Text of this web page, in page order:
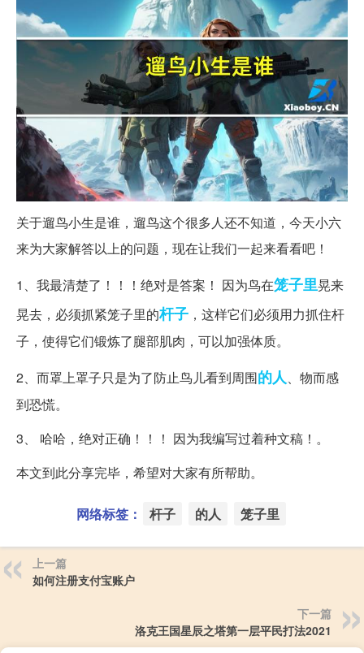
关于遛鸟小生是谁，遛鸟这个很多人还不知道，今天小六
来为大家解答以上的问题，现在让我们一起来看看吧！
1、我最清楚了！！！绝对是答案！ 因为鸟在笼子里晃来
晃去，必须抓紧笼子里的杆子 ，这样它们必须用力抓住杆
子，使得它们锻炼了腿部肌肉，可以加强体质。
2、而罩上罩子只是为了防止鸟儿看到周围的人、物而感
到恐慌。
3、 哈哈，绝对正确！！！ 因为我编写过着种文稿！。
本文到此分享完毕，希望对大家有所帮助。
网络标签： 杆子 的人 笼子里
上一篇
如何注册支付宝账户
下一篇
洛克王国星辰之塔第一层平民打法2021